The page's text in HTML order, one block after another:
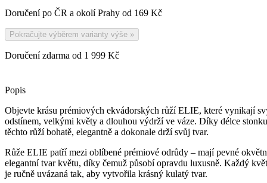
Popis
Objevte krásu prémiových ekvádorských růží ELIE, které vynikají
odstínem, velkými květy a dlouhou výdrží ve váze. Díky délce
těchto růží bohatě, elegantně a dokonale drží svůj tvar.
Růže ELIE patří mezi oblíbené prémiové odrůdy – mají pevné
elegantní tvar květu, díky čemuž působí opravdu luxusně. Každý
je ručně uvázaná tak, aby vytvořila krásný kulatý tvar.
Doručení po ČR a okolí Prahy od 169 Kč
Pokračujte výběrem varianty výše »
Doručení zdarma od 1 999 Kč